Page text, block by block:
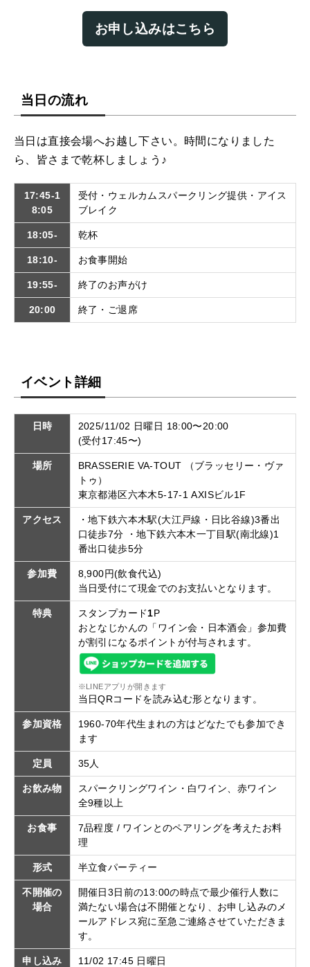
お申し込みはこちら
当日の流れ
当日は直接会場へお越し下さい。時間になりました
ら、皆さまで乾杯しましょう♪
17:45-1
8:05
受付・ウェルカムスパークリング提供・アイス
ブレイク
18:05- 乾杯
18:10- お食事開始
19:55- 終了のお声がけ
20:00 終了・ご退席
イベント詳細
日時
2025/11/02 日曜日 18:00〜20:00
(受付17:45〜)
場所
BRASSERIE VA-TOUT （ブラッセリー・ヴァ
トゥ）
東京都港区六本木5-17-1 AXISビル1F
アクセス
・地下鉄六本木駅(大江戸線・日比谷線)3番出
口徒歩7分 ・地下鉄六本木一丁目駅(南北線)1
番出口徒歩5分
参加費
8,900円(飲食代込)
当日受付にて現金でのお支払いとなります。
特典 スタンプカード1P
おとなじかんの「ワイン会・日本酒会」参加費
が割引になるポイントが付与されます。
※LINEアプリが開きます
当日QRコードを読み込む形となります。
参加資格
1960-70年代生まれの方はどなたでも参加でき
ます
定員 35人
お飲み物
スパークリングワイン・白ワイン、赤ワイン
全9種以上
お食事
7品程度 / ワインとのペアリングを考えたお料
理
形式 半立食パーティー
不開催の
場合
開催日3日前の13:00の時点で最少催行人数に
満たない場合は不開催となり、お申し込みのメ
ールアドレス宛に至急ご連絡させていただきま
す。
申し込み
11/02 17:45 日曜日